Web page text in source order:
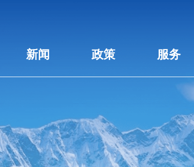
新闻 政策 服务